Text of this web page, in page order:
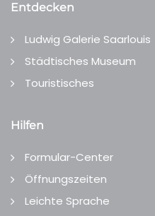
Entdecken
Ludwig Galerie Saarlouis
Städtisches Museum
Touristisches
Hilfen
Formular-Center
Öffnungszeiten
Leichte Sprache